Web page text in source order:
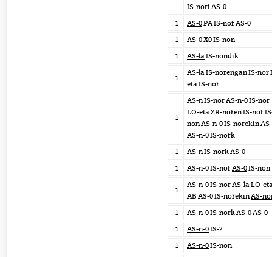
IS-nori AS-0
1
AS-0PA IS-nor AS-0
1
AS-0X0 IS-non
1
AS-laIS-nondik
1
AS-laIS-norengan IS-nor
eta IS-nor
1
AS-n IS-nor AS-n-0 IS-nor
LO-eta ZR-noren IS-nor
non AS-n-0 IS-norekin
AS-n-0 IS-nork
1
AS-n IS-norkAS-0
1
AS-n-0 IS-norAS-0IS-non
1
AS-n-0 IS-nor AS-la LO-
AB AS-0 IS-norekinAS-
1
AS-n-0 IS-norkAS-0AS-0
1
AS-n-0IS-?
1
AS-n-0IS-non